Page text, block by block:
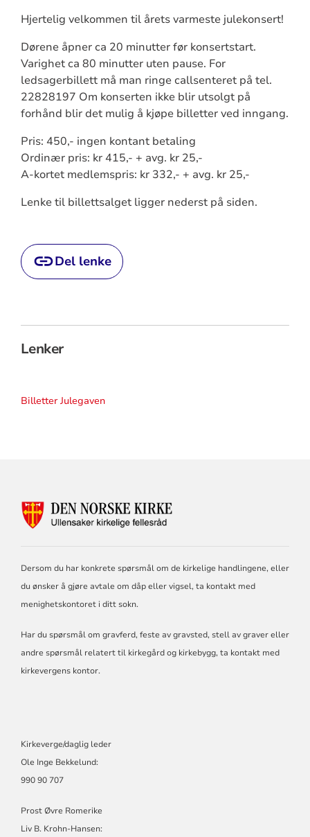
Hjertelig velkommen til årets varmeste julekonsert!
Dørene åpner ca 20 minutter før konsertstart.
Varighet ca 80 minutter uten pause. For
ledsagerbillett må man ringe callsenteret på tel.
22828197 Om konserten ikke blir utsolgt på
forhånd blir det mulig å kjøpe billetter ved inngang.
Pris: 450,- ingen kontant betaling
Ordinær pris: kr 415,- + avg. kr 25,-
A-kortet medlemspris: kr 332,- + avg. kr 25,-
Lenke til billettsalget ligger nederst på siden.
Del lenke
Lenker
Billetter Julegaven
Dersom du har konkrete spørsmål om de kirkelige handlingene, eller
du ønsker å gjøre avtale om dåp eller vigsel, ta kontakt med
menighetskontoret i ditt sokn.
Har du spørsmål om gravferd, feste av gravsted, stell av graver eller
andre spørsmål relatert til kirkegård og kirkebygg, ta kontakt med
kirkevergens kontor.
Kirkeverge/daglig leder
Ole Inge Bekkelund:
990 90 707
Prost Øvre Romerike
Liv B. Krohn-Hansen: